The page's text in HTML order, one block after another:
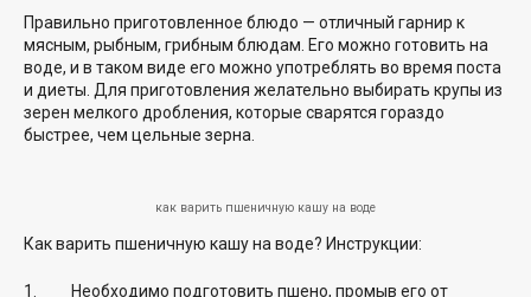
Правильно приготовленное блюдо — отличный гарнир к
мясным, рыбным, грибным блюдам. Его можно готовить на
воде, и в таком виде его можно употреблять во время поста
и диеты. Для приготовления желательно выбирать крупы из
зерен мелкого дробления, которые сварятся гораздо
быстрее, чем цельные зерна.
как варить пшеничную кашу на воде
Как варить пшеничную кашу на воде? Инструкции:
Необходимо подготовить пшено, промыв его от